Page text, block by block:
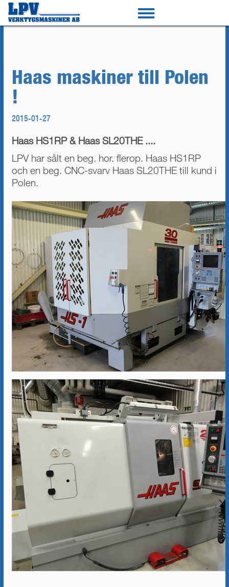
Haas maskiner till Polen
!
2015-01-27
Haas HS1RP & Haas SL20THE ....
LPV har sålt en beg. hor. flerop. Haas HS1RP
och en beg. CNC-svarv Haas SL20THE till kund i
Polen.